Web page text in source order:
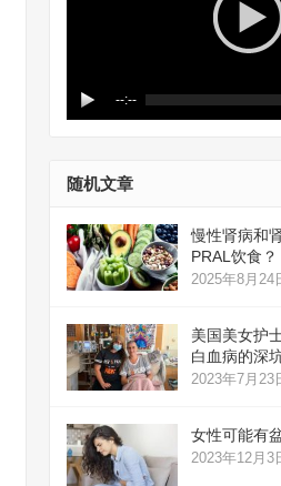
--:--
随机文章
慢性肾病和
PRAL饮食？
2025年8月24
美国美女护
白血病的深
2023年7月23
女性可能有
2023年12月3